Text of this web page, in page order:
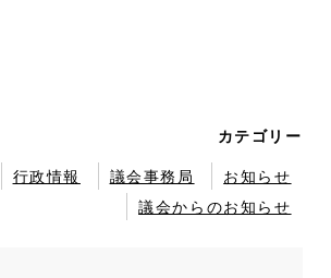
カテゴリー
行政情報
議会事務局
お知らせ
議会からのお知らせ